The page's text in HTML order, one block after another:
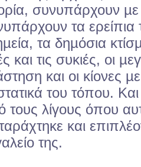
συνυπάρχουν
τα ερείπια
τα δηµόσια
και τις συκιές, οι
και οι κίονες
του τόπου.
τους λίγους όπου
και
της.